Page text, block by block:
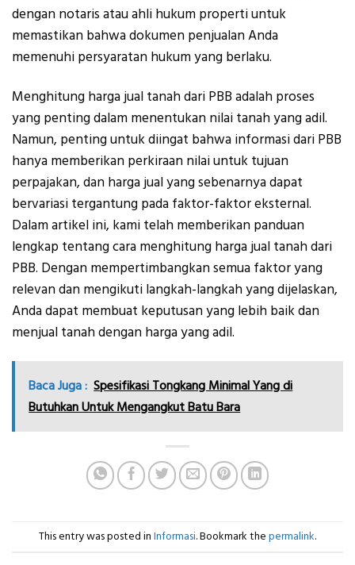
dengan notaris atau ahli hukum properti untuk
memastikan bahwa dokumen penjualan Anda
memenuhi persyaratan hukum yang berlaku.
Menghitung harga jual tanah dari PBB adalah proses
yang penting dalam menentukan nilai tanah yang adil.
Namun, penting untuk diingat bahwa informasi dari PBB
hanya memberikan perkiraan nilai untuk tujuan
perpajakan, dan harga jual yang sebenarnya dapat
bervariasi tergantung pada faktor-faktor eksternal.
Dalam artikel ini, kami telah memberikan panduan
lengkap tentang cara menghitung harga jual tanah dari
PBB. Dengan mempertimbangkan semua faktor yang
relevan dan mengikuti langkah-langkah yang dijelaskan,
Anda dapat membuat keputusan yang lebih baik dan
menjual tanah dengan harga yang adil.
Baca Juga : Spesifikasi Tongkang Minimal Yang di
Butuhkan Untuk Mengangkut Batu Bara
This entry was posted in Informasi. Bookmark the permalink.